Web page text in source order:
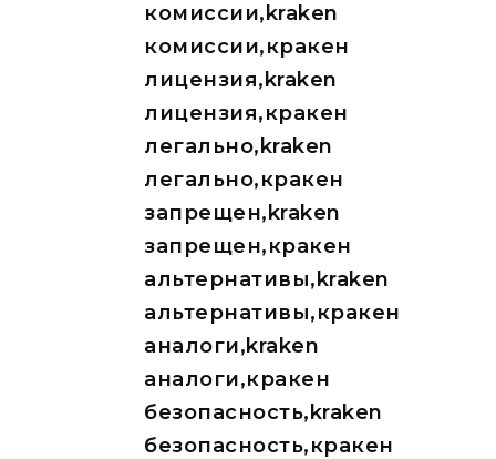
комиссии,kraken
комиссии,кракен
лицензия,kraken
лицензия,кракен
легально,kraken
легально,кракен
запрещен,kraken
запрещен,кракен
альтернативы,kraken
альтернативы,кракен
аналоги,kraken
аналоги,кракен
безопасность,kraken
безопасность,кракен